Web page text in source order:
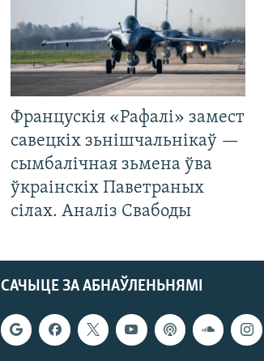
Францускія «Рафалі» замест
савецкіх зьнішчальнікаў —
сымбалічная зьмена ўва
ўкраінскіх Паветраных
сілах. Аналіз Свабоды
САЧЫЦЕ ЗА АБНАЎЛЕНЬНЯМІ